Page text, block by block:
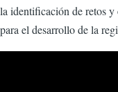
la identificación de retos
para el desarrollo de la